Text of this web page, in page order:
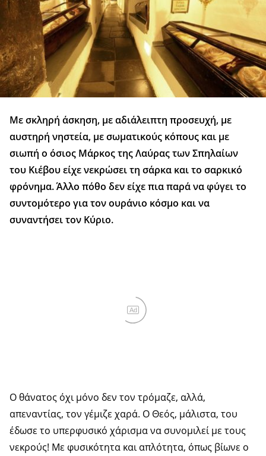
Με σκληρή άσκηση, με αδιάλειπτη προσευχή, με
αυστηρή νηστεία, με σωματικούς κόπους και με
σιωπή ο όσιος Μάρκος της Λαύρας των Σπηλαίων
του Κιέβου είχε νεκρώσει τη σάρκα και το σαρκικό
φρόνημα. Άλλο πόθο δεν είχε πια παρά να φύγει το
συντομότερο για τον ουράνιο κόσμο και να
συναντήσει τον Κύριο.
Ad
Ο θάνατος όχι μόνο δεν τον τρόμαζε, αλλά,
απεναντίας, τον γέμιζε χαρά. Ο Θεός, μάλιστα, του
έδωσε το υπερφυσικό χάρισμα να συνομιλεί με τους
νεκρούς! Με φυσικότητα και απλότητα, όπως βίωνε ο